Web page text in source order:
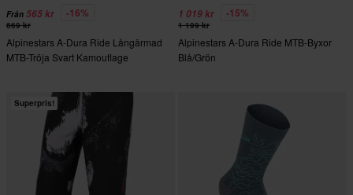
Från 565 kr -16%
669 kr
Alpinestars A-Dura Ride Långärmad
MTB-Tröja Svart Kamouflage
1 019 kr -15%
1 199 kr
Alpinestars A-Dura Ride MTB-Byxor
Blå/Grön
Superpris!